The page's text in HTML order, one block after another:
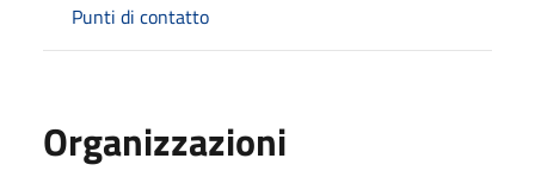
Punti di contatto
Organizzazioni